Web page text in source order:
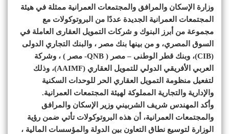
وزارة الإسكان والمرافق والمجتمعات العمرانية ممثلة في هيئة
المجتمعات العمرانية الجديدة عددًا من البروتوكولات مع
مجموعة من أبرز البنوك و شركات التمويل العقارى العاملة في
السوق المصري، و من بينها بنك مصر ، والبنك التجاري الدولى
(CIB)، وبنك قطر الوطنى – مصر ( QNB- مصر ) ، وشركة
العربي الأفريقي الدولي للتمويل العقاري (AAIMF)، وذلك
لتفعيل منظومة التمويل العقاري الحر للوحدات السكنية
والإدارية والتجارية المملوكة لهيئة المجتمعات العمرانية.
وأكد المهندس شريف الشربيني وزير الإسكان والمرافق
والمجتمعات العمرانية، أن هذه البروتوكولات تأتي ضمن رؤية
الوزارة لتوسيع نطاق التعاون بين الدولة والمؤسسات المالية ،